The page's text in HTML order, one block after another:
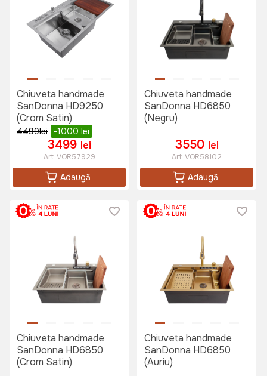
Chiuveta handmade
SanDonna HD9250
(Crom Satin)
4499lei -1000 lei
3499 lei
Art:VOR57929
Adaugă
Chiuveta handmade
SanDonna HD6850
(Negru)
3550 lei
Art:VOR58102
Adaugă
Chiuveta handmade
SanDonna HD6850
(Crom Satin)
Chiuveta handmade
SanDonna HD6850
(Auriu)